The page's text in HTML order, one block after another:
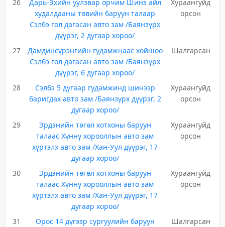
26
Дарь-Эхийн уулзвар орчим Шинэ айл
худалдааны төвийн баруун талаар
Сэлбэ гол дагасан авто зам /Баянзүрх
дүүрэг, 2 дугаар хороо/
Хураангуйд
орсон
27
Дамдинсүрэнгийн гудамжнаас хойшоо
Сэлбэ гол дагасан авто зам /Баянзүрх
дүүрэг, 6 дугаар хороо/
Шалгарсан
28
Сэлбэ 5 дугаар гудамжинд шинээр
баригдах авто зам /Баянзүрх дүүрэг, 2
дугаар хороо/
Хураангуйд
орсон
29
Эрдэнийн төгөл хотхоны баруун
талаас Хүннү хорооллын авто зам
хүртэлх авто зам /Хан-Уул дүүрэг, 17
дугаар хороо/
Хураангуйд
орсон
30
Эрдэнийн төгөл хотхоны баруун
талаас Хүннү хорооллын авто зам
хүртэлх авто зам /Хан-Уул дүүрэг, 17
дугаар хороо/
Хураангуйд
орсон
31
Орос 14 дүгээр сургуулийн баруун
Шалгарсан